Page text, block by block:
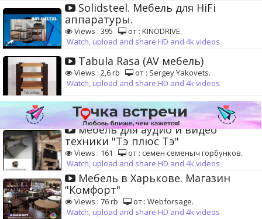
Solidsteel. Мебель для HiFi
аппаратуры.
Views : 395
от : KINODRIVE.
Watch, upload and share HD and 4k videos
Tabula Rasa (AV мебель)
Views : 2,6 rb
от : Sergey Yakovets.
Watch, upload and share HD and 4k videos
мебель для аудио и видео
техники "Тэ плюс Тэ"
Views : 161
от : семен семеныч горбунков.
Watch, upload and share HD and 4k videos
Мебель в Харькове. Магазин
"Комфорт"
Views : 76 rb
от : Webforsage.
Watch, upload and share HD and 4k videos